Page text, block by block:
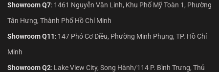
Showroom Q7: 1461 Nguyễn Văn Linh, Khu Phố Mỹ Toàn 1, Phường
Tân Hưng, Thành Phố Hồ Chí Minh
Showroom Q11: 147 Phó Cơ Điều, Phường Minh Phụng, TP. Hồ Chí
Minh
Showroom Q2: Lake View City, Song Hành/114 P. Bình Trưng, Thủ